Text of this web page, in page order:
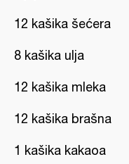
12 kašika šećera
8 kašika ulja
12 kašika mleka
12 kašika brašna
1 kašika kakaoa